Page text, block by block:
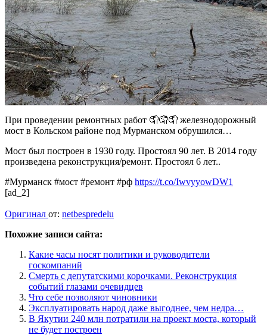
При проведении ремонтных работ 🤦🤦🤦 железнодорожный
мост в Кольском районе под Мурманском обрушился…
Мост был построен в 1930 году. Простоял 90 лет. В 2014 году
произведена реконструкция/ремонт. Простоял 6 лет..
#Мурманск #мост #ремонт #рф https://t.co/IwvyyowDW1
[ad_2]
Оригинал от: netbespredelu
Похожие записи сайта:
Какие часы носят политики и руководители
госкомпаний
Смерть с депутатскими корочками. Реконструкция
событий глазами очевидцев
Что себе позволяют чиновники
Эксплуатировать народ даже выгоднее, чем недра…
В Якутии 240 млн потратили на проект моста, который
не будет построен